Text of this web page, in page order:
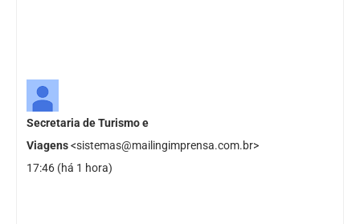
Secretaria de Turismo e
Viagens<sistemas@mailingimprensa.com.br>
17:46 (há 1 hora)